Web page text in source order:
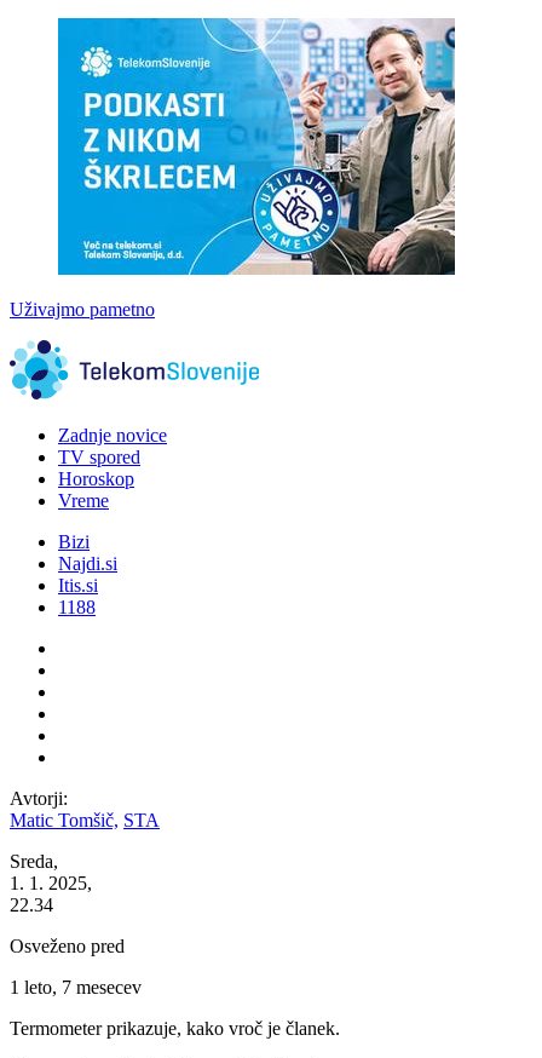
Uživajmo pametno
Zadnje novice
TV spored
Horoskop
Vreme
Bizi
Najdi.si
Itis.si
1188
Avtorji:
Matic Tomšič, STA
Sreda,
1. 1. 2025,
22.34
Osveženo pred
1 leto, 7 mesecev
Termometer prikazuje, kako vroč je članek.